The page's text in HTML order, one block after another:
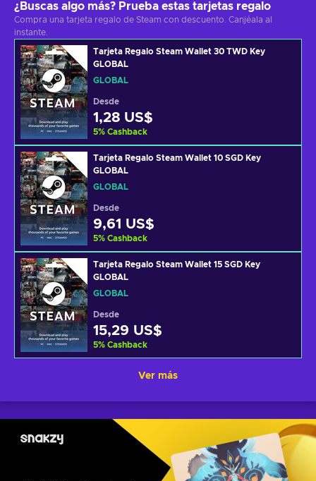
¿Buscas algo más? Prueba estas tarjetas regalo
Compra una tarjeta regalo de Steam con descuento. Canjéala al
instante.
Tarjeta Regalo Steam Wallet 30 TWD Key
GLOBAL
GLOBAL
Desde
1,28 US$
5% Cashback
Tarjeta Regalo Steam Wallet 10 SGD Key
GLOBAL
GLOBAL
Desde
9,61 US$
5% Cashback
Tarjeta Regalo Steam Wallet 15 SGD Key
GLOBAL
GLOBAL
Desde
15,29 US$
5% Cashback
Ver más